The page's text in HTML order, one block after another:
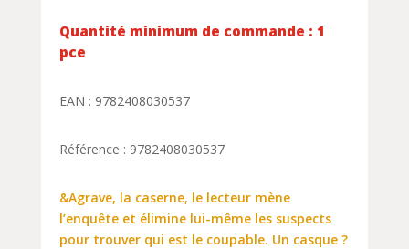
Quantité minimum de commande : 1
pce
EAN : 9782408030537
Référence : 9782408030537
&Agrave, la caserne, le lecteur mène
l’enquête et élimine lui-même les suspects
pour trouver qui est le coupable. Un casque ?